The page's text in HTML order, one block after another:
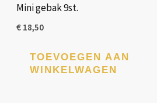
Mini gebak 9st.
€ 18,50
TOEVOEGEN AAN
WINKELWAGEN